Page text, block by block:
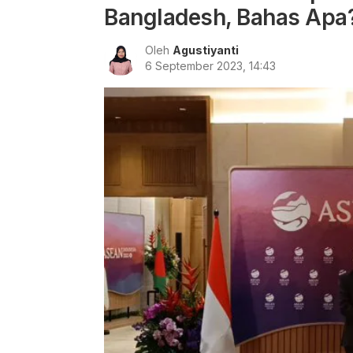
Bangladesh, Bahas
Oleh Agustiyanti
6 September 2023, 14:43